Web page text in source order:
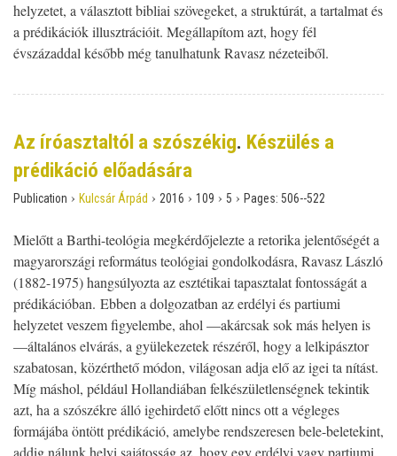
helyzetet, a választott bibliai szövegeket, a struktúrát, a tartalmat és
a prédikációk illusztrációit. Megállapítom azt, hogy fél
évszázaddal később még tanulhatunk Ravasz nézeteiből.
Az íróasztaltól a szószékig. Készülés a
prédikáció előadására
Publication › Kulcsár Árpád › 2016 › 109 › 5 › Pages: 506--522
Mielőtt a Barthi-teológia megkérdőjelezte a retorika jelentőségét a
magyarországi református teológiai gondolkodásra, Ravasz László
(1882-1975) hangsúlyozta az esztétikai tapasztalat fontosságát a
prédikációban. Ebben a dolgozatban az erdélyi és partiumi
helyzetet veszem figyelembe, ahol —akárcsak sok más helyen is
—általános elvárás, a gyülekezetek részéről, hogy a lelkipásztor
szabatosan, közérthető módon, világosan adja elő az igei ta­ nítást.
Míg máshol, például Hollandiában felkészületlenségnek tekintik
azt, ha a szószékre álló igehirdető előtt nincs ott a végleges
formájába öntött prédikáció, amelybe rendszeresen bele-beletekint,
addig nálunk helyi sajátosság az, hogy egy erdélyi vagy partiumi